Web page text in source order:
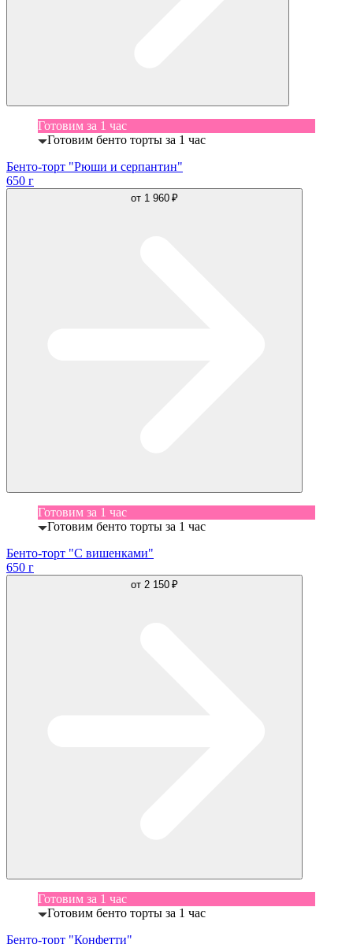
Готовим за 1 час
Готовим бенто торты за 1 час
Бенто-торт "Рюши и серпантин"
650 г
от 1 960 ₽
Готовим за 1 час
Готовим бенто торты за 1 час
Бенто-торт "С вишенками"
650 г
от 2 150 ₽
Готовим за 1 час
Готовим бенто торты за 1 час
Бенто-торт "Конфетти"